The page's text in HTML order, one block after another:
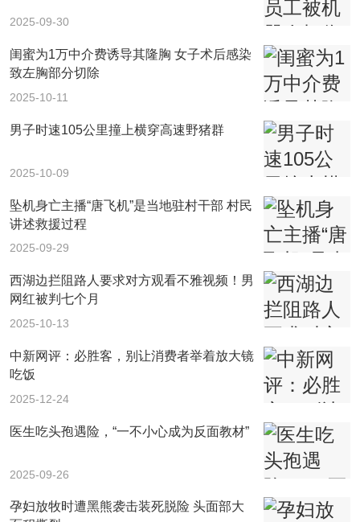
2025-09-30
闺蜜为1万中介费诱导其隆胸 女子术后感染
致左胸部分切除
2025-10-11
男子时速105公里撞上横穿高速野猪群
2025-10-09
坠机身亡主播“唐飞机”是当地驻村干部 村民
讲述救援过程
2025-09-29
西湖边拦阻路人要求对方观看不雅视频！男
网红被判七个月
2025-10-13
中新网评：必胜客，别让消费者举着放大镜
吃饭
2025-12-24
医生吃头孢遇险，“一不小心成为反面教材”
2025-09-26
孕妇放牧时遭黑熊袭击装死脱险 头面部大